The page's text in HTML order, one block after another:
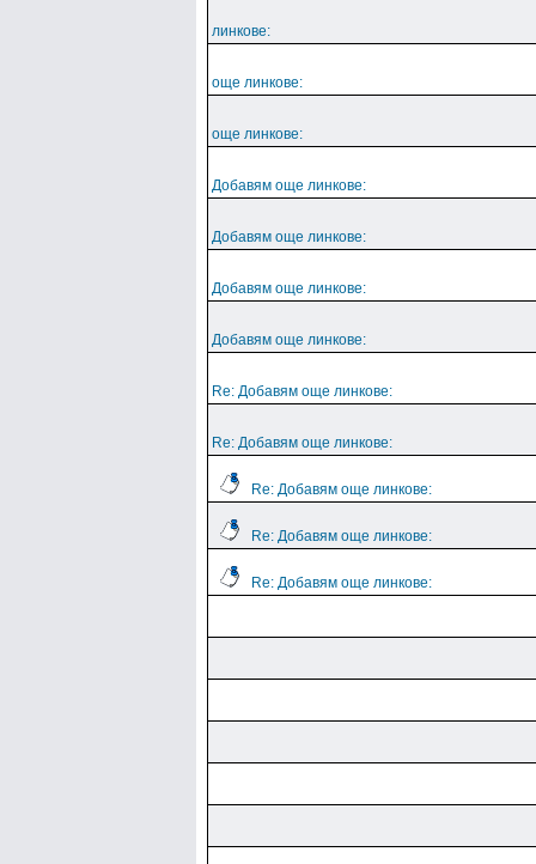
линкове:
още линкове:
още линкове:
Добавям още линкове:
Добавям още линкове:
Добавям още линкове:
Добавям още линкове:
Re: Добавям още линкове:
Re: Добавям още линкове:
Re: Добавям още линкове:
Re: Добавям още линкове:
Re: Добавям още линкове: